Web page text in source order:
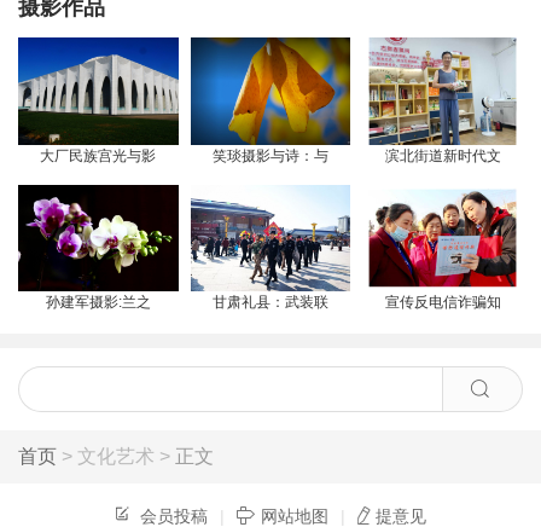
摄影作品
大厂民族宫光与影 笑琰摄影与诗：与 滨北街道新时代文
孙建军摄影:兰之 甘肃礼县：武装联 宣传反电信诈骗知
首页 > 文化艺术 > 正文
会员投稿 | 网站地图 | 提意见